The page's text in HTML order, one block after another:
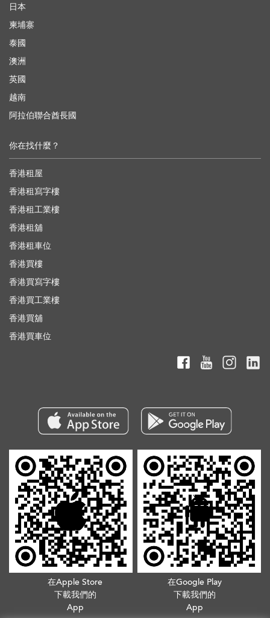
日本
柬埔寨
泰國
澳洲
英國
越南
阿拉伯聯合酋長國
你在找什麼？
香港租屋
香港租寫字樓
香港租工業樓
香港租舖
香港租車位
香港買樓
香港買寫字樓
香港買工業樓
香港買舖
香港買車位
在Apple Store
下載我們的
App
在Google Play
下載我們的
App